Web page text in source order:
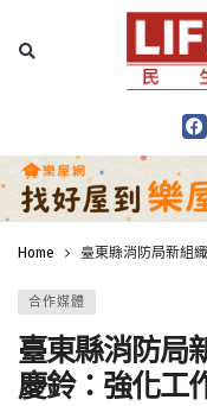
Home 臺東縣消防局新組
合作媒體
臺東縣消防局
慶鈴：強化工